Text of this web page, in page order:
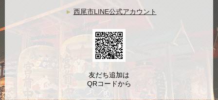
西尾市LINE公式アカウント
友だち追加は
QRコードから